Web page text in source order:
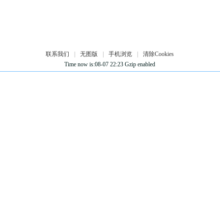
联系我们 无图版 手机浏览
清除Cookies
Time now is:08-07 22:23 Gzip enabled